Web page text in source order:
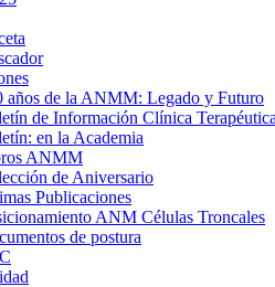
años de la ANMM: Legado y Futuro
de Información Clínica Terapéutica
en la Academia
ANMM
de Aniversario
Publicaciones
ANM Células Troncales
de postura